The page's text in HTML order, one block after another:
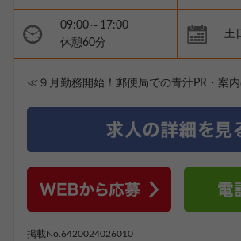
09:00～17:00
休憩60分
土
≪９月勤務開始！郵便局での青汁PR・案
掲載No.6420024026010